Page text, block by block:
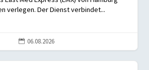
verlegen. Der Dienst verbindet...
 06.08.2026